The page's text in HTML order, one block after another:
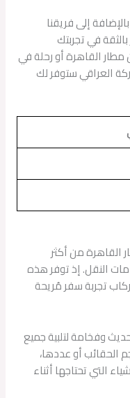
إلى فريقنا
في تجربتك
القاهرة أو رحلة في
العراقي ستوفر لك
القاهرة من أكثر
النقل. إذ توفر هذه
تجربة سفر مُريحة
وفخامة لتلبية جميع
الحقائب أو عددها،
التي تحتاجها أثناء